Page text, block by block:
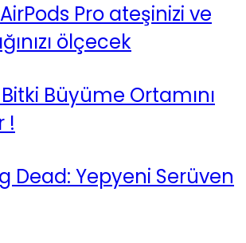
Pro ateşinizi ve
ölçecek
Büyüme Ortamını
!
Dead: Yepyeni Serüven